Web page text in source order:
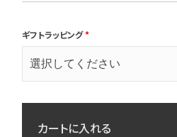
ギフトラッピング*
カートに入れる